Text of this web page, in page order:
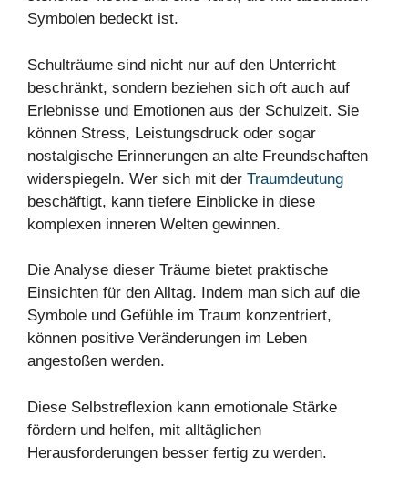
Schulträume sind nicht nur auf den Unterricht
beschränkt, sondern beziehen sich oft auch auf
Erlebnisse und Emotionen aus der Schulzeit. Sie
können Stress, Leistungsdruck oder sogar
nostalgische Erinnerungen an alte Freundschaften
widerspiegeln. Wer sich mit der Traumdeutung
beschäftigt, kann tiefere Einblicke in diese
komplexen inneren Welten gewinnen.
Die Analyse dieser Träume bietet praktische
Einsichten für den Alltag. Indem man sich auf die
Symbole und Gefühle im Traum konzentriert,
können positive Veränderungen im Leben
angestoßen werden.
Diese Selbstreflexion kann emotionale Stärke
fördern und helfen, mit alltäglichen
Herausforderungen besser fertig zu werden.